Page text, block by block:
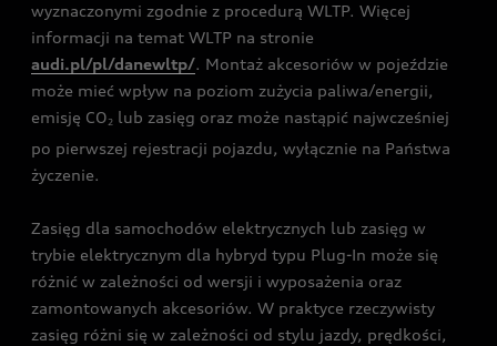
wyznaczonymi zgodnie z procedurą WLTP. Więcej
informacji na temat WLTP na stronie
audi.pl/pl/danewltp/. Montaż akcesoriów w pojeździe
może mieć wpływ na poziom zużycia paliwa/energii,
emisję CO2 lub zasięg oraz może nastąpić najwcześniej
po pierwszej rejestracji pojazdu, wyłącznie na Państwa
życzenie.
Zasięg dla samochodów elektrycznych lub zasięg w
trybie elektrycznym dla hybryd typu Plug-In może się
różnić w zależności od wersji i wyposażenia oraz
zamontowanych akcesoriów. W praktyce rzeczywisty
zasięg różni się w zależności od stylu jazdy, prędkości,